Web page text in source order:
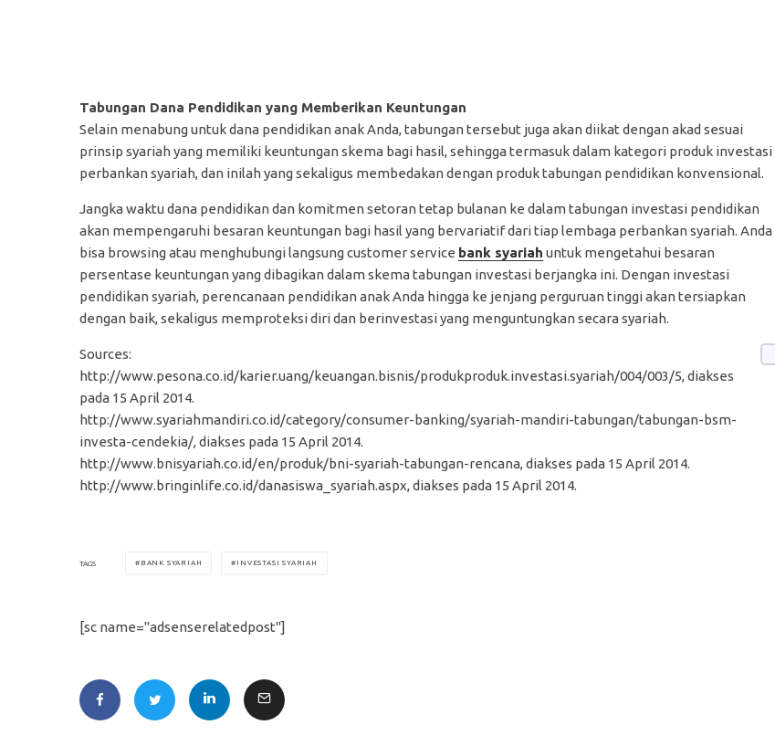
Tabungan Dana Pendidikan yang Memberikan Keuntungan
Selain menabung untuk dana pendidikan anak Anda, tabungan tersebut juga akan diikat dengan akad sesuai
prinsip syariah yang memiliki keuntungan skema bagi hasil, sehingga termasuk dalam kategori produk investasi
perbankan syariah, dan inilah yang sekaligus membedakan dengan produk tabungan pendidikan konvensional.
Jangka waktu dana pendidikan dan komitmen setoran tetap bulanan ke dalam tabungan investasi pendidikan
akan mempengaruhi besaran keuntungan bagi hasil yang bervariatif dari tiap lembaga perbankan syariah. Anda
bisa browsing atau menghubungi langsung customer service bank syariah untuk mengetahui besaran
persentase keuntungan yang dibagikan dalam skema tabungan investasi berjangka ini. Dengan investasi
pendidikan syariah, perencanaan pendidikan anak Anda hingga ke jenjang perguruan tinggi akan tersiapkan
dengan baik, sekaligus memproteksi diri dan berinvestasi yang menguntungkan secara syariah.
Sources:
http://www.pesona.co.id/karier.uang/keuangan.bisnis/produkproduk.investasi.syariah/004/003/5, diakses
pada 15 April 2014.
http://www.syariahmandiri.co.id/category/consumer-banking/syariah-mandiri-tabungan/tabungan-bsm-
investa-cendekia/, diakses pada 15 April 2014.
http://www.bnisyariah.co.id/en/produk/bni-syariah-tabungan-rencana, diakses pada 15 April 2014.
http://www.bringinlife.co.id/danasiswa_syariah.aspx, diakses pada 15 April 2014.
TAGS BANK SYARIAH INVESTASI SYARIAH
[sc name="adsenserelatedpost"]